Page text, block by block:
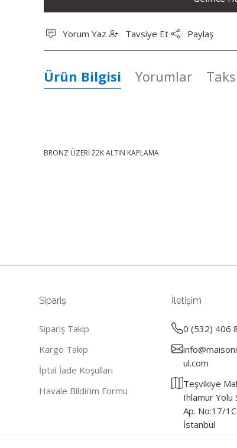
Yorum Yaz Tavsiye Et Paylaş
Ürün Bilgisi Yorumlar
BRONZ ÜZERİ 22K ALTIN KAPLAMA
Ürün açıklamasında eksik bilgiler bulunuyor.
Ürün bilgilerinde hatalar bulunuyor.
Bu ürüne benzer farklı alternatifler olmalı.
Sipariş
Sipariş Takip
Kargo Takip
İptal İade Koşullari
Havale Bildirim Formu
İletişim
0 (532) 406
ul.com
Teşvikiye
Ihlamur Yolu
Ap. No:17/
İstanbul